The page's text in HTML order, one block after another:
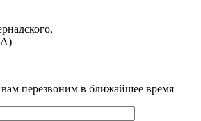
вам перезвоним в ближайшее время